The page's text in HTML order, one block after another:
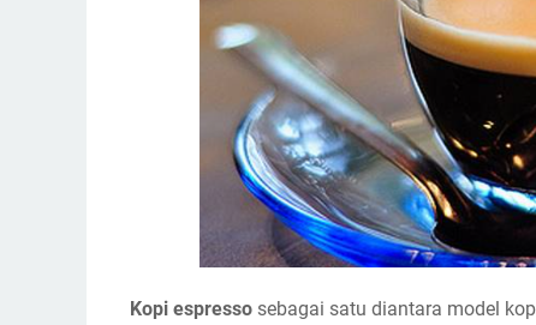
Kopi espresso sebagai satu diantara model